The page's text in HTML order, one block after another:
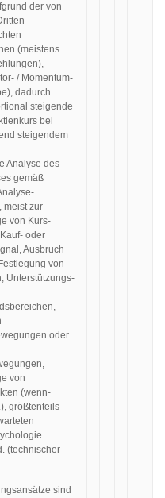
der von
(meistens
/ Momentum-
dadurch
steigende
bei
steigendem
Analyse des
gemäß
meist zur
von Kurs-
oder
Ausbruch
von
Unterstützungs-
oder
von
(wenn-
größtenteils
(technischer
sind